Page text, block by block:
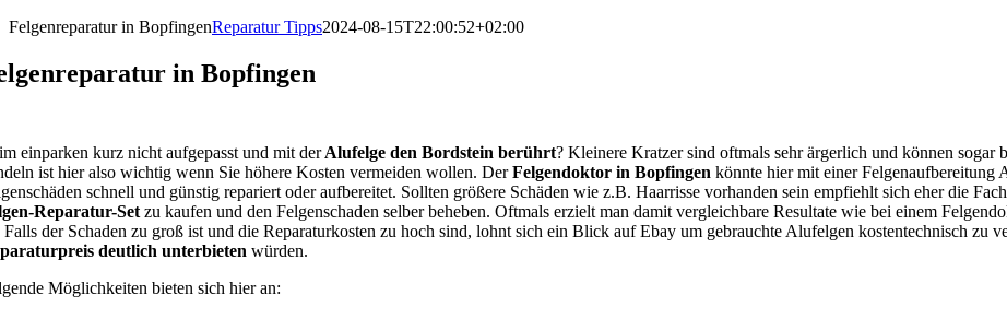
Felgenreparatur in BopfingenReparatur Tipps2024-08-15T22:00:52+02:00
in Bopfingen
einparken kurz nicht aufgepasst und mit derAlufelge den Bordstein berührt? Kleinere Kratzer sind oftmals sehr ärgerlich und können
ist hier also wichtig wenn Sie höhere Kosten vermeiden wollen. DerFelgendoktor in Bopfingen könnte hier mit einer Felgenaufbereitung
schnell und günstig repariert oder aufbereitet. Sollten größere Schäden wie z.B. Haarrisse vorhanden sein empfiehlt sich eher die
Reparatur-Set zu kaufen und den Felgenschaden selber beheben. Oftmals erzielt man damit vergleichbare Resultate wie bei einem
Falls der Schaden zu groß ist und die Reparaturkosten zu hoch sind, lohnt sich ein Blick auf Ebay um gebrauchte Alufelgen kostentechnisch zu
deutlich unterbieten würden.
Möglichkeiten bieten sich hier an: